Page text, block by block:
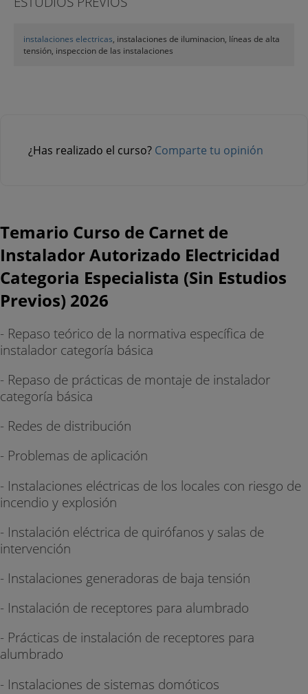
instalaciones electricas, instalaciones de iluminacion, líneas de alta
tensión, inspeccion de las instalaciones
¿Has realizado el curso? Comparte tu opinión
Temario Curso de Carnet de
Instalador Autorizado Electricidad
Categoria Especialista (Sin Estudios
Previos) 2026
- Repaso teórico de la normativa específica de
instalador categoría básica
- Repaso de prácticas de montaje de instalador
categoría básica
- Redes de distribución
- Problemas de aplicación
- Instalaciones eléctricas de los locales con riesgo de
incendio y explosión
- Instalación eléctrica de quirófanos y salas de
intervención
- Instalaciones generadoras de baja tensión
- Instalación de receptores para alumbrado
- Prácticas de instalación de receptores para
alumbrado
- Instalaciones de sistemas domóticos